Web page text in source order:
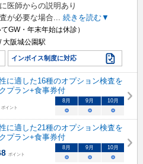
医師からの説明あり
が必要な場合... 続きを読む▼
GW・年末年始は休診）
大阪城公園駅
インボイス制度に対応
に適した16種のオプション検査を
プラン+食事券付
ポイント
8 月 9 月 10月
○ ○ ○
に適した21種のオプション検査を
プラン+食事券付
ポイント
8 月 9 月 10月
○ ○ ○